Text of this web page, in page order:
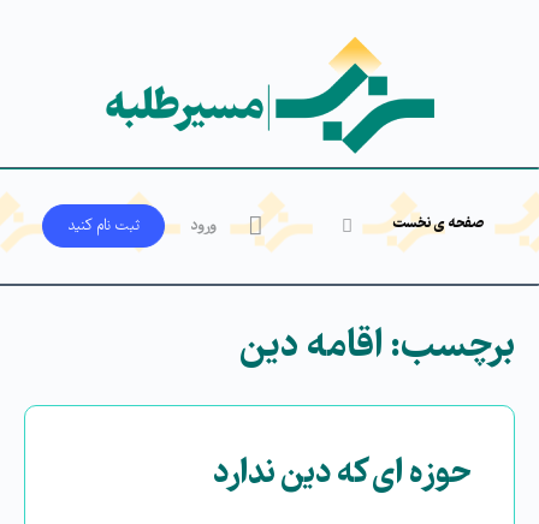
صفحه ی نخست ورود ثبت‌ نام کنید
برچسب:اقامه دین
حوزه ای که دین ندارد